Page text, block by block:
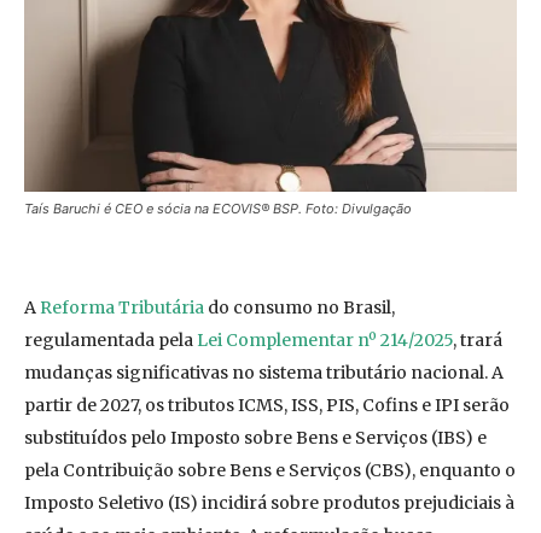
Taís Baruchi é CEO e sócia na ECOVIS® BSP. Foto: Divulgação
A Reforma Tributária do consumo no Brasil,
regulamentada pela Lei Complementar nº 214/2025, trará
mudanças significativas no sistema tributário nacional. A
partir de 2027, os tributos ICMS, ISS, PIS, Cofins e IPI serão
substituídos pelo Imposto sobre Bens e Serviços (IBS) e
pela Contribuição sobre Bens e Serviços (CBS), enquanto o
Imposto Seletivo (IS) incidirá sobre produtos prejudiciais à